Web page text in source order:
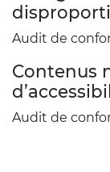
Audit de
Contenus
Audit de